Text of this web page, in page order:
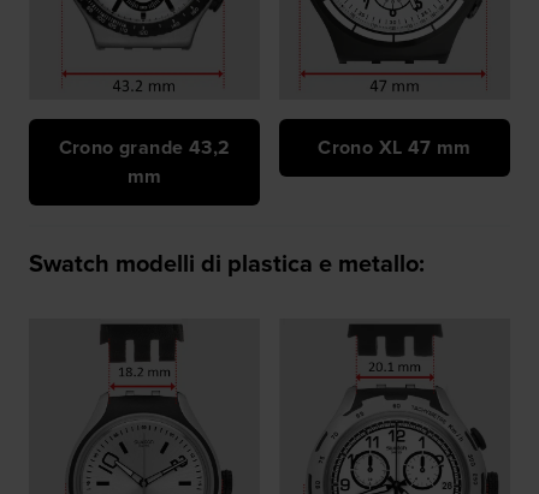
Crono grande 43,2
mm
Crono XL 47 mm
Swatch modelli di plastica e metallo: